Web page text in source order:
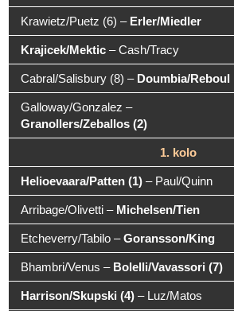
Krawietz/Puetz (6) – Erler/Miedler
Krajicek/Mektic –Cash/Tracy
Cabral/Salisbury (8) – Doumbia/Reboul
Galloway/Gonzalez –
Granollers/Zeballos (2)
1. kolo
Helioevaara/Patten (1) – Paul/Quinn
Arribage/Olivetti – Michelsen/Tien
Etcheverry/Tabilo –Goransson/King
Bhambri/Venus – Bolelli/Vavassori (7)
Harrison/Skupski (4) – Luz/Matos